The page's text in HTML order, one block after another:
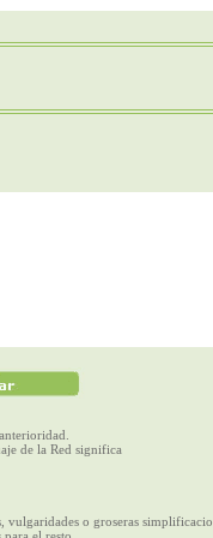
de la Red significa
vulgaridades o groseras